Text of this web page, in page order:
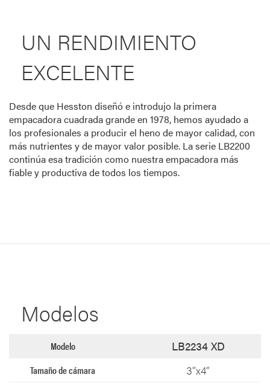
UN RENDIMIENTO
EXCELENTE
Desde que Hesston diseñó e introdujo la primera
empacadora cuadrada grande en 1978, hemos ayudado a
los profesionales a producir el heno de mayor calidad, con
más nutrientes y de mayor valor posible. La serie LB2200
continúa esa tradición como nuestra empacadora más
fiable y productiva de todos los tiempos.
Modelos
LB2234 XD
3”x4”